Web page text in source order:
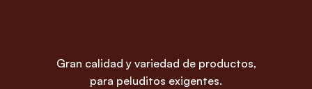
Gran calidad y variedad de productos,
para peluditos exigentes.